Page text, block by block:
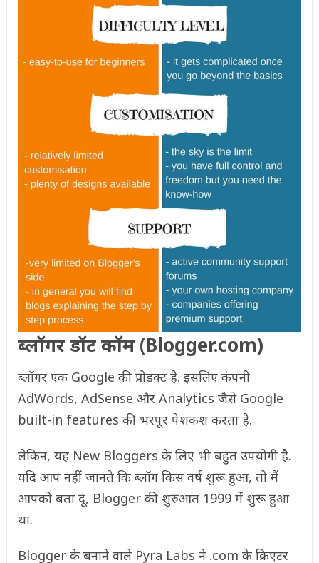
ब्लॉगर डॉट कॉम (Blogger.com)
ब्लॉगर एक Google की प्रोडक्ट है. इसलिए कंपनी
AdWords, AdSense और Analytics जैसे Google
built-in features की भरपूर पेशकश करता है.
लेकिन, यह New Bloggers के लिए भी बहुत उपयोगी है.
यदि आप नहीं जानते कि ब्लॉग किस वर्ष शुरू हुआ, तो मैं
आपको बता दूं, Blogger की शुरुआत 1999 में शुरू हुआ
था.
Blogger के बनाने वाले Pyra Labs ने .com के क्रिएटर